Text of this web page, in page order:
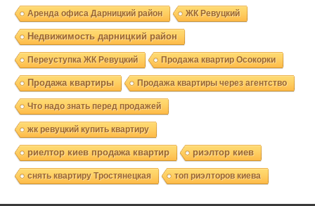
Аренда офиса Дарницкий район ЖК Ревуцкий
Недвижимость дарницкий район
Переуступка ЖК Ревуцкий Продажа квартир Осокорки
Продажа квартиры Продажа квартиры через агентство
Что надо знать перед продажей
жк ревуцкий купить квартиру
риелтор киев продажа квартир риэлтор киев
снять квартиру Тростянецкая топ риэлторов киева